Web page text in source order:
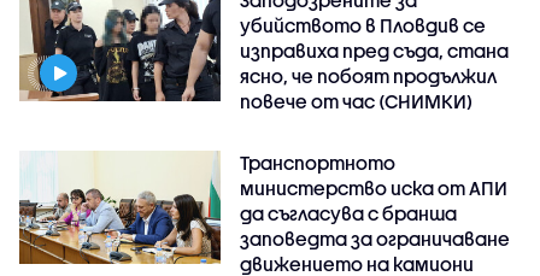
убийството в Пловдив се
изправиха пред съда, стана
ясно, че побоят продължил
повече от час (СНИМКИ)
Транспортното
министерство иска от АПИ
да съгласува с бранша
заповедта за ограничаване
движението на камиони